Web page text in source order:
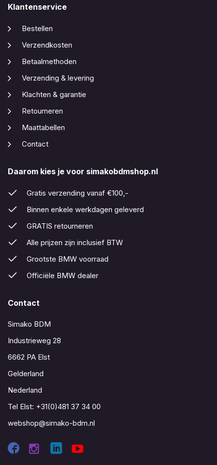
Klantenservice
Bestellen
Verzendkosten
Betaalmethoden
Verzending & levering
Klachten & garantie
Retourneren
Maattabellen
Contact
Daarom kies je voor simakobdmshop.nl
Gratis verzending vanaf €100,-
Binnen enkele werkdagen geleverd
GRATIS retourneren
Alle prijzen zijn inclusief BTW
Grootste BMW voorraad
Officiële BMW dealer
Contact
Simako BDM
Industrieweg 28
6662 PA Elst
Gelderland
Nederland
Tel Elst: +31(0)481 37 34 00
webshop@simako-bdm.nl